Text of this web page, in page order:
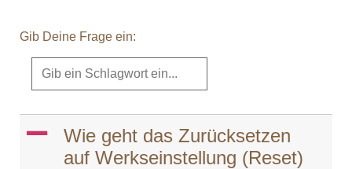
Gib Deine Frage ein:
A
Wie geht das Zurücksetzen
auf Werkseinstellung (Reset)